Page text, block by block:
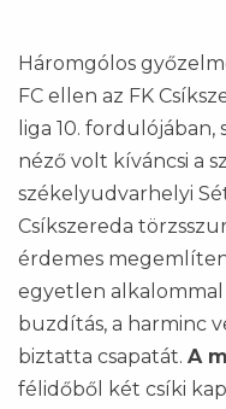
Háromgólos
FC ellen az FK
liga 10.
néző volt kíváncsi a
székelyudvarhelyi
Csíkszereda
érdemes
egyetlen
buzdítás, a harminc
biztatta csapatát. A
félidőből két csíki